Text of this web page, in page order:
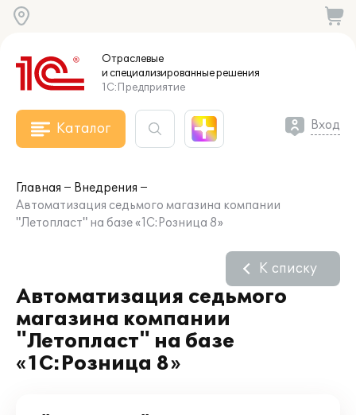
Отраслевые
и специализированныерешения
1С:Предприятие
Каталог Вход
Главная
Внедрения
Автоматизация седьмого магазина компании
"Летопласт" на базе «1С:Розница 8»
Автоматизация седьмого
магазина компании
"Летопласт" на базе
«1С:Розница 8»
К списку